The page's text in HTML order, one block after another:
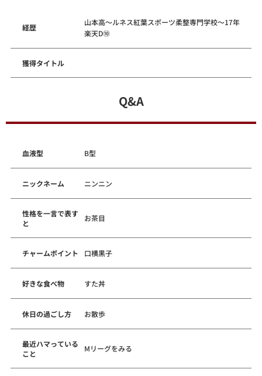
経歴
山本高～ルネス紅葉スポーツ柔整専門学校～17年
楽天D⑩
獲得タイトル
Q&A
血液型 B型
ニックネーム ニンニン
性格を一言で表す
と
お茶目
チャームポイント 口横黒子
好きな食べ物 すた丼
休日の過ごし方 お散歩
最近ハマっている
こと
Mリーグをみる